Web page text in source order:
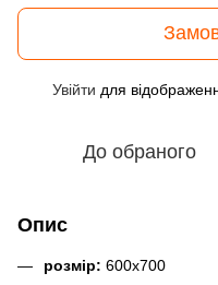
Увійти для
До обраного
Опис
розмір: 600х700